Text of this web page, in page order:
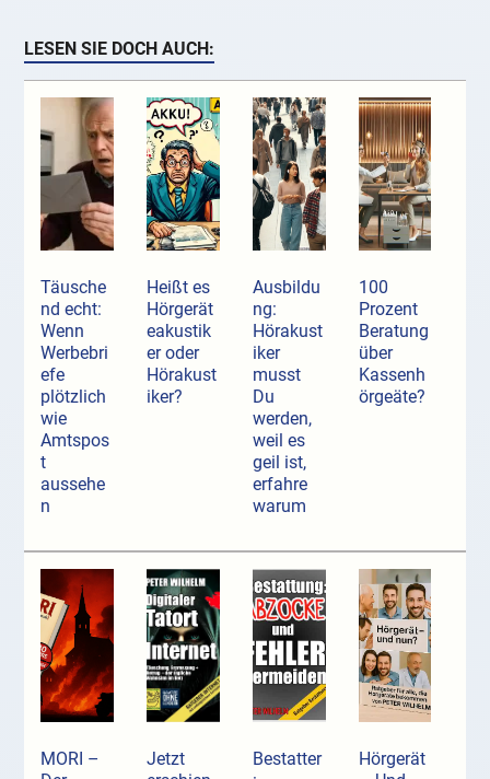
LESEN SIE DOCH AUCH:
Täusche
nd echt:
Wenn
Werbebri
efe
plötzlich
wie
Amtspos
t
aussehe
n
Heißt es
Hörgerät
eakustik
er oder
Hörakust
iker?
Ausbildu
ng:
Hörakust
iker
musst
Du
werden,
weil es
geil ist,
erfahre
warum
100
Prozent
Beratung
über
Kassenh
örgeäte?
MORI –
Jetzt
Bestatter
Hörgerät